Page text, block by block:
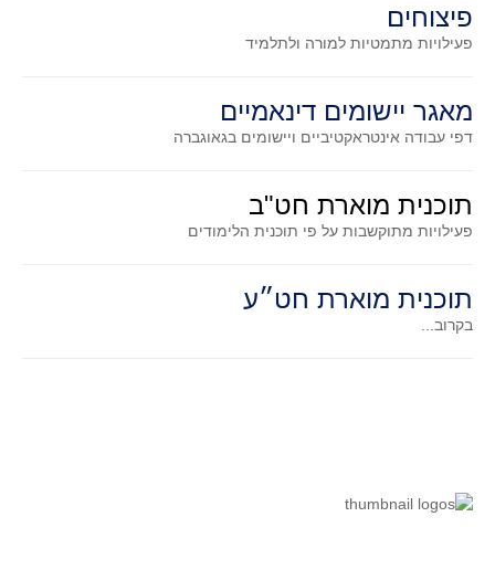
פיצוחים
פעילויות מתמטיות למורה ולתלמיד
מאגר יישומים דינאמיים
דפי עבודה אינטראקטיביים ויישומים בגאוגברה
תוכנית מוארת חט"ב
פעילויות מתוקשבות על פי תוכנית הלימודים
תוכנית מוארת חט״ע
בקרוב...